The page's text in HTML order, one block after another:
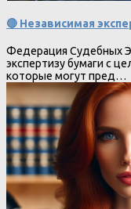
🔴 Независимая
Федерация Судебных
экспертизу бумаги с
которые могут пред…